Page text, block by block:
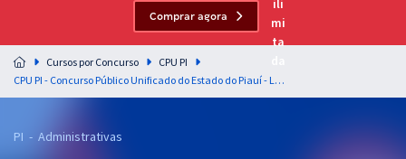
Residências Multiprofissionais
Preparação completa e intensiva para as principais
residências em saúde do Brasil
Comprar agora
Cursos por Concurso
CPU PI
CPU PI - Concurso Público Unificado do Estado do Piauí - Legislação e Ética no Serviço Público para Todos os Cargos com a Equipe Gran (Pós-Edital)
PI - Administrativas